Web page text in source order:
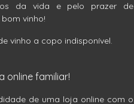
da vida e pelo prazer de
vinho!
vinho a copo indisponível.
online familiar!
de uma loja online com o